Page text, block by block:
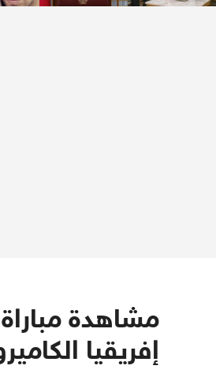
مشاهدة
إفريقيا الكاميرون